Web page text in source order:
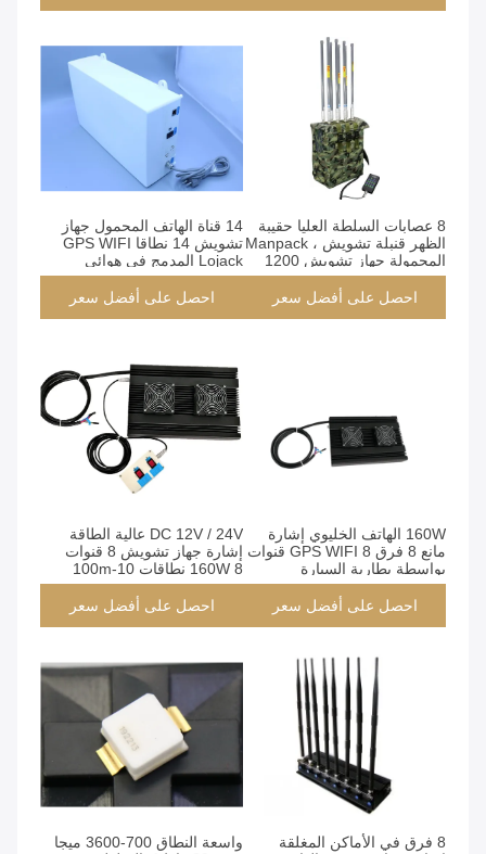
8 عصابات السلطة العليا حقيبة
الظهر قنبلة تشويش ، Manpack
المحمولة جهاز تشويش 1200
واط
احصل على أفضل سعر
14 قناة الهاتف المحمول جهاز
تشويش 14 نطاقا GPS WIFI
Lojack المدمج في هوائي
احصل على أفضل سعر
160W الهاتف الخليوي إشارة
مانع 8 فرق GPS WIFI 8 قنوات
بواسطة بطارية السيارة
احصل على أفضل سعر
DC 12V / 24V عالية الطاقة
إشارة جهاز تشويش 8 قنوات
160W 8 نطاقات 10-100m
نطاق التشويش
احصل على أفضل سعر
8 فرق في الأماكن المغلقة
واسعة النطاق 700-3600 ميجا